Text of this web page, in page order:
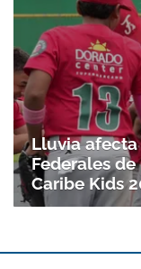
Lluvia
Federales
Caribe Kids